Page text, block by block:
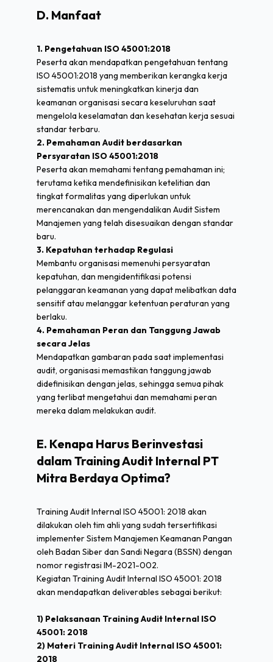
D. Manfaat
1. Pengetahuan ISO 45001:2018
Peserta akan mendapatkan pengetahuan tentang
ISO 45001:2018 yang memberikan kerangka kerja
sistematis untuk meningkatkan kinerja dan
keamanan organisasi secara keseluruhan saat
mengelola keselamatan dan kesehatan kerja sesuai
standar terbaru.
2. Pemahaman Audit berdasarkan
Persyaratan ISO 45001:2018
Peserta akan memahami tentang pemahaman ini;
terutama ketika mendefinisikan ketelitian dan
tingkat formalitas yang diperlukan untuk
merencanakan dan mengendalikan Audit Sistem
Manajemen yang telah disesuaikan dengan standar
baru.
3. Kepatuhan terhadap Regulasi
Membantu organisasi memenuhi persyaratan
kepatuhan, dan mengidentifikasi potensi
pelanggaran keamanan yang dapat melibatkan data
sensitif atau melanggar ketentuan peraturan yang
berlaku.
4. Pemahaman Peran dan Tanggung Jawab
secara Jelas
Mendapatkan gambaran pada saat implementasi
audit, organisasi memastikan tanggung jawab
didefinisikan dengan jelas, sehingga semua pihak
yang terlibat mengetahui dan memahami peran
mereka dalam melakukan audit.
E. Kenapa Harus Berinvestasi
dalam Training Audit Internal PT
Mitra Berdaya Optima?
Training Audit Internal ISO 45001: 2018 akan
dilakukan oleh tim ahli yang sudah tersertifikasi
implementer Sistem Manajemen Keamanan Pangan
oleh Badan Siber dan Sandi Negara (BSSN) dengan
nomor registrasi IM-2021-002.
Kegiatan Training Audit Internal ISO 45001: 2018
akan mendapatkan deliverables sebagai berikut:
1) Pelaksanaan Training Audit Internal ISO
45001: 2018
2) Materi Training Audit Internal ISO 45001:
2018